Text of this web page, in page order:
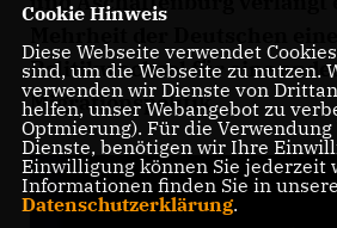
Politikwechsel für eine
Migrationspolitik.
Cookie Hinweis
Diese Webseite verwendet
sind, um die Webseite zu nutzen.
verwenden wir Dienste von
helfen, unser Webangebot zu
Optmierung). Für die
Dienste, benötigen wir Ihre
Einwilligung können Sie jederzeit
Informationen finden Sie in
Datenschutzerklärung.